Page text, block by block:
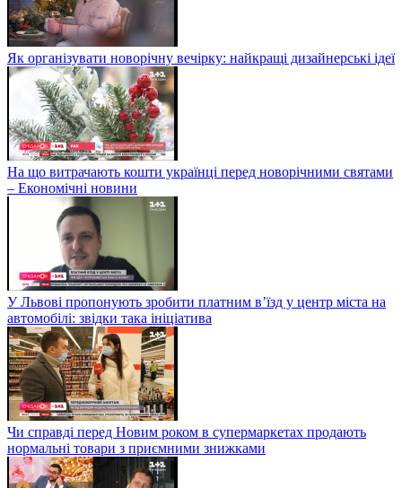
Як організувати новорічну вечірку: найкращі дизайнерські ідеї
На що витрачають кошти українці перед новорічними святами
– Економічні новини
У Львові пропонують зробити платним в’їзд у центр міста на
автомобілі: звідки така ініціатива
Чи справді перед Новим роком в супермаркетах продають
нормальні товари з приємними знижками